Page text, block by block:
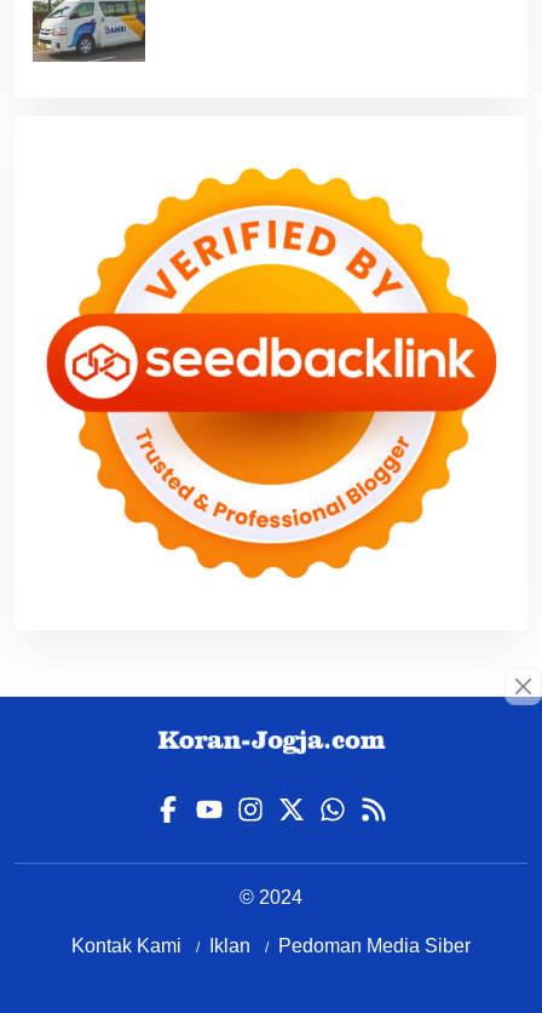
© 2024
Kontak Kami Iklan Pedoman Media Siber